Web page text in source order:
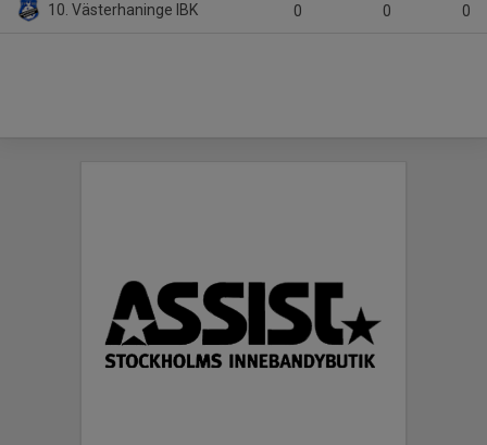
10. Västerhaninge IBK 0 0 0